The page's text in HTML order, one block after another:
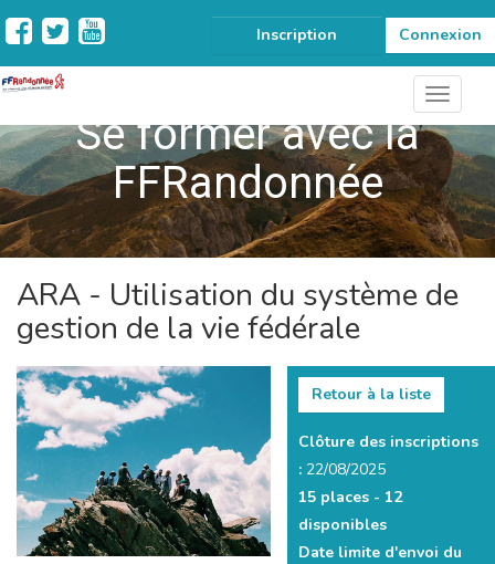
Inscription Connexion
Se former avec la
FFRandonnée
ARA - Utilisation du système de
gestion de la vie fédérale
Retour à la liste
Clôture des inscriptions
: 22/08/2025
15 places - 12
disponibles
Date limite d'envoi du